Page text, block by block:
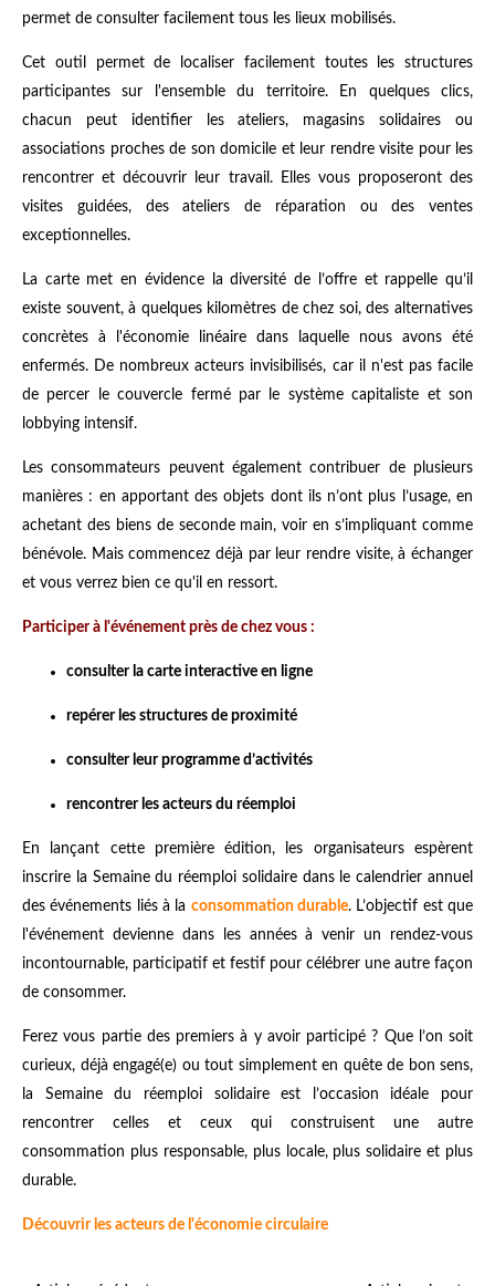
permet de consulter facilement tous les lieux mobilisés.
Cet outil permet de localiser facilement toutes les structures
participantes sur l'ensemble du territoire. En quelques clics,
chacun peut identifier les ateliers, magasins solidaires ou
associations proches de son domicile et leur rendre visite pour les
rencontrer et découvrir leur travail. Elles vous proposeront des
visites guidées, des ateliers de réparation ou des ventes
exceptionnelles.
La carte met en évidence la diversité de l’offre et rappelle qu’il
existe souvent, à quelques kilomètres de chez soi, des alternatives
concrètes à l'économie linéaire dans laquelle nous avons été
enfermés. De nombreux acteurs invisibilisés, car il n'est pas facile
de percer le couvercle fermé par le système capitaliste et son
lobbying intensif.
Les consommateurs peuvent également contribuer de plusieurs
manières : en apportant des objets dont ils n’ont plus l’usage, en
achetant des biens de seconde main, voir en s’impliquant comme
bénévole. Mais commencez déjà par leur rendre visite, à échanger
et vous verrez bien ce qu'il en ressort.
Participer à l'événement près de chez vous :
consulter la carte interactive en ligne
repérer les structures de proximité
consulter leur programme d’activités
rencontrer les acteurs du réemploi
En lançant cette première édition, les organisateurs espèrent
inscrire la Semaine du réemploi solidaire dans le calendrier annuel
des événements liés à la consommation durable. L’objectif est que
l'événement devienne dans les années à venir un rendez-vous
incontournable, participatif et festif pour célébrer une autre façon
de consommer.
Ferez vous partie des premiers à y avoir participé ? Que l’on soit
curieux, déjà engagé(e) ou tout simplement en quête de bon sens,
la Semaine du réemploi solidaire est l’occasion idéale pour
rencontrer celles et ceux qui construisent une autre
consommation plus responsable, plus locale, plus solidaire et plus
durable.
Découvrir les acteurs de l'économie circulaire